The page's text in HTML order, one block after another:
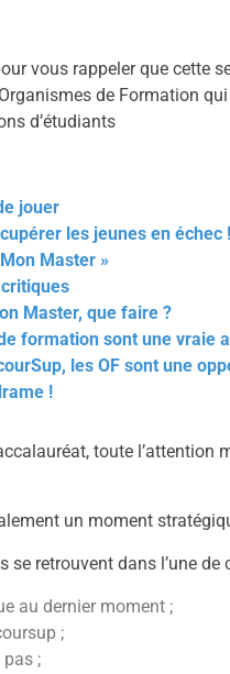
vous rappeler que cette
de Formation
d’étudiants
jouer
les jeunes en échec !
Master »
Master, que faire ?
formation sont une vraie
les OF sont une
!
toute l’attention
un moment
se retrouvent dans l’une de
au dernier moment ;
;
pas ;